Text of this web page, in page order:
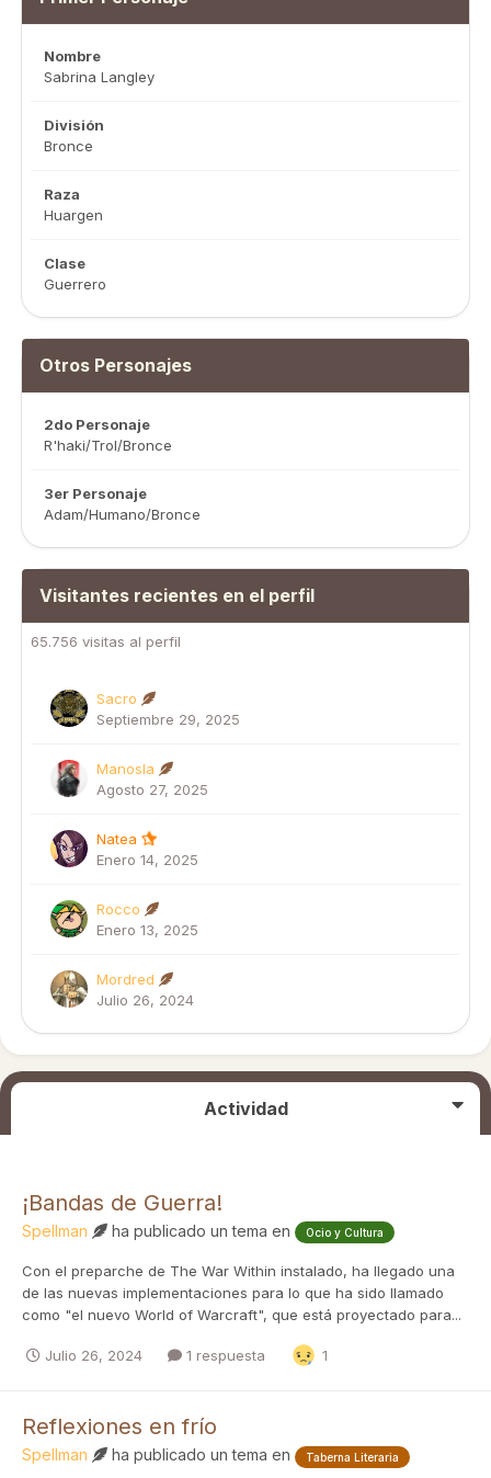
Nombre
Sabrina Langley
División
Bronce
Raza
Huargen
Clase
Guerrero
Otros Personajes
2do Personaje
R'haki/Trol/Bronce
3er Personaje
Adam/Humano/Bronce
Visitantes recientes en el perfil
65.756 visitas al perfil
Sacro
Septiembre 29, 2025
Manosla
Agosto 27, 2025
Natea
Enero 14, 2025
Rocco
Enero 13, 2025
Mordred
Julio 26, 2024
Actividad
¡Bandas de Guerra!
Spellman ha publicado un tema en Ocio y Cultura
Con el preparche de The War Within instalado, ha llegado una
de las nuevas implementaciones para lo que ha sido llamado
como "el nuevo World of Warcraft", que está proyectado para...
Julio 26, 2024 1 respuesta 1
Reflexiones en frío
Spellman ha publicado un tema en Taberna Literaria